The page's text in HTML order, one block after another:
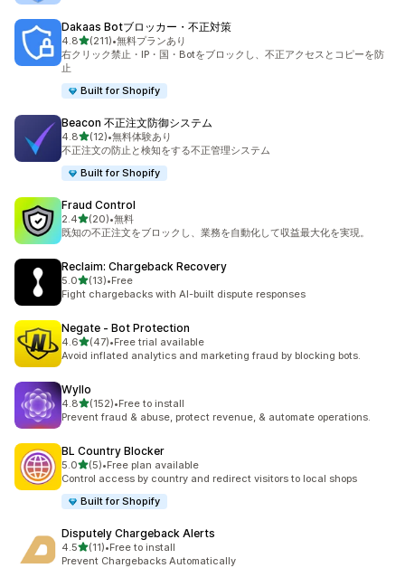
Dakaas Botブロッカー・不正対策
4.85つ星中
(211)
合計レビュー数：211件
•無料プランあり
右クリック禁止・IP・国・Botをブロックし、不正アクセスとコピーを防
止
Built for Shopify
Beacon 不正注文防御システム
4.85つ星中
(12)
合計レビュー数：12件
•無料体験あり
不正注文の防止と検知をする不正管理システム
Built for Shopify
Fraud Control
2.45つ星中
(20)
合計レビュー数：20件
•無料
既知の不正注文をブロックし、業務を自動化して収益最大化を実現。
Reclaim: Chargeback Recovery
5.05つ星中
(13)
合計レビュー数：13件
•Free
Fight chargebacks with AI-built dispute responses
Negate ‑ Bot Protection
4.65つ星中
(47)
合計レビュー数：47件
•Free trial available
Avoid inflated analytics and marketing fraud by blocking bots.
Wyllo
4.85つ星中
(152)
合計レビュー数：152件
•Free to install
Prevent fraud & abuse, protect revenue, & automate operations.
BL Country Blocker
5.05つ星中
(5)
合計レビュー数：5件
•Free plan available
Control access by country and redirect visitors to local shops
Built for Shopify
Disputely Chargeback Alerts
4.55つ星中
(11)
合計レビュー数：11件
•Free to install
Prevent Chargebacks Automatically